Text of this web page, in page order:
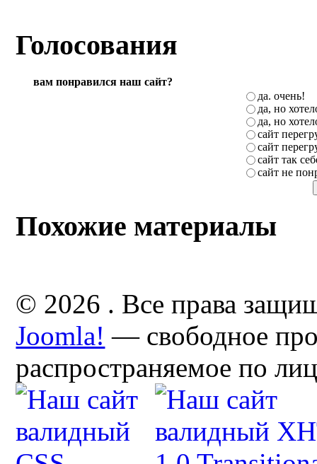
Голосования
вам понравился наш сайт?
да. очень!
да, но
да, но
сайт
сайт
сайт так
сайт не
Похожие материалы
© 2026 . Все права
Joomla! — свободное
распространяемое по